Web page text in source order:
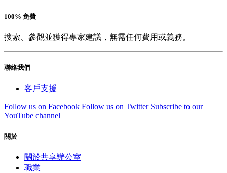
100% 免費
搜索、參觀並獲得專家建議，無需任何費用或義務。
聯絡我們
客戶支援
Follow us on Facebook Follow us on Twitter Subscribe to our
YouTube channel
關於
關於共享辦公室
職業